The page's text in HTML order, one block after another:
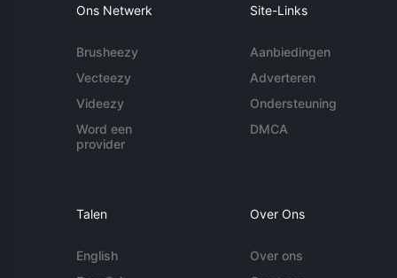
Ons Netwerk
Brusheezy
Vecteezy
Videezy
Word een
provider
Site-Links
Aanbiedingen
Adverteren
Ondersteuning
DMCA
Talen
English
Over Ons
Over ons